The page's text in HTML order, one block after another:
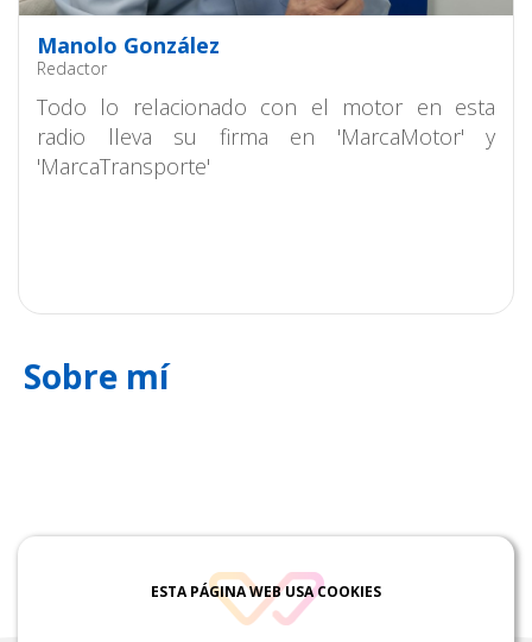
ESTA PÁGINA WEB USA COOKIES
Manolo González
Redactor
Todo lo relacionado con el motor en esta
radio lleva su firma en 'MarcaMotor' y
'MarcaTransporte'
Sobre mí
88.2 FM